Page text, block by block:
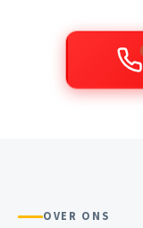
OVER ONS